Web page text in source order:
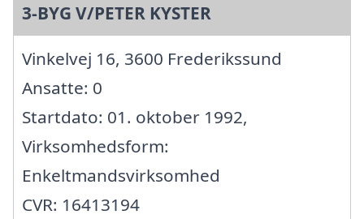
3-BYG V/PETER KYSTER
Vinkelvej 16, 3600 Frederikssund
Ansatte: 0
Startdato: 01. oktober 1992,
Virksomhedsform:
Enkeltmandsvirksomhed
CVR: 16413194